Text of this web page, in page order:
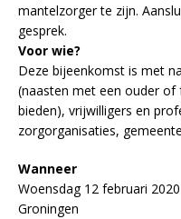
mantelzorger te zijn.
gesprek.
Voor wie?
Deze bijeenkomst is met
(naasten met een ouder of
bieden), vrijwilligers en
zorgorganisaties,
Wanneer
Woensdag 12 februari
Groningen